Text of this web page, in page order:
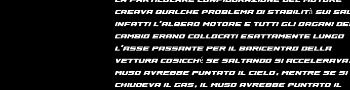
creava qualche problema di stabilità sui
infatti l'albero motore e tutti gli organi
cambio erano collocati esattamente lungo
l'asse passante per il baricentro della
vettura cosicché se saltando si
muso avrebbe puntato il cielo, mentre se si
chiudeva il gas, il muso avrebbe puntato il